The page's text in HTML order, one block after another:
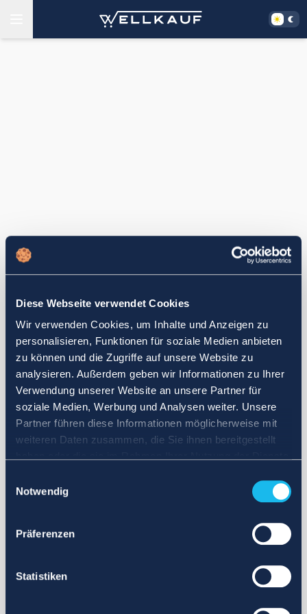
Diese Webseite verwendet Cookies
Wir verwenden Cookies, um Inhalte und Anzeigen zu
personalisieren, Funktionen für soziale Medien anbieten
zu können und die Zugriffe auf unsere Website zu
analysieren. Außerdem geben wir Informationen zu Ihrer
Verwendung unserer Website an unsere Partner für
soziale Medien, Werbung und Analysen weiter. Unsere
Partner führen diese Informationen möglicherweise mit
weiteren Daten zusammen, die Sie ihnen bereitgestellt
Notwendig
Präferenzen
Statistiken